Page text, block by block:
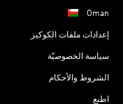
Oman
إعدادات ملفات الكوكيز
سياسة الخصوصيّة
الشروط والأحكام
اطبع